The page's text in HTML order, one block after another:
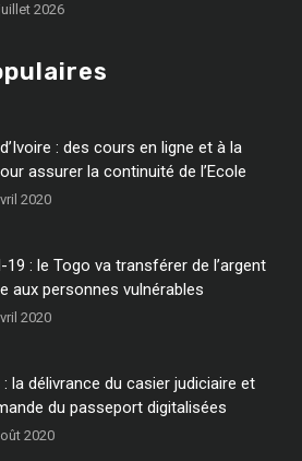
2026
: des cours en ligne et à la
assurer la continuité de l’Ecole
2020
19 : le Togo va transférer de l’argent
aux personnes vulnérables
2020
: la délivrance du casier judiciaire et
du passeport digitalisées
2020